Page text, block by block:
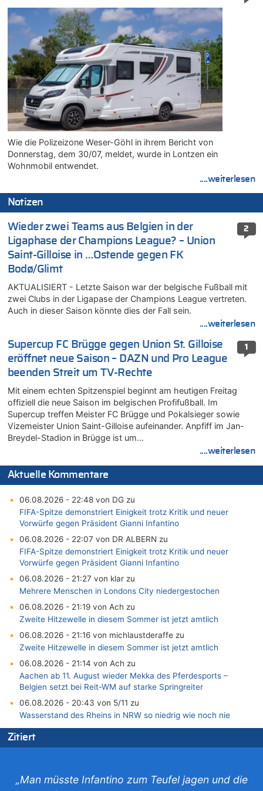
Wie die Polizeizone Weser-Göhl in ihrem Bericht von
Donnerstag, dem 30/07, meldet, wurde in Lontzen ein
Wohnmobil entwendet.
....weiterlesen
Notizen
2
Wieder zwei Teams aus Belgien in der
Ligaphase der Champions League? – Union
Saint-Gilloise in …Ostende gegen FK
Bodø/Glimt
AKTUALISIERT - Letzte Saison war der belgische Fußball mit
zwei Clubs in der Ligapase der Champions League vertreten.
Auch in dieser Saison könnte dies der Fall sein.
....weiterlesen
1
Supercup FC Brügge gegen Union St. Gilloise
eröffnet neue Saison – DAZN und Pro League
beenden Streit um TV-Rechte
Mit einem echten Spitzenspiel beginnt am heutigen Freitag
offiziell die neue Saison im belgischen Profifußball. Im
Supercup treffen Meister FC Brügge und Pokalsieger sowie
Vizemeister Union Saint-Gilloise aufeinander. Anpfiff im Jan-
Breydel-Stadion in Brügge ist um…
....weiterlesen
Aktuelle Kommentare
06.08.2026 - 22:48 von DG zu
FIFA-Spitze demonstriert Einigkeit trotz Kritik und neuer
Vorwürfe gegen Präsident Gianni Infantino
06.08.2026 - 22:07 von DR ALBERN zu
FIFA-Spitze demonstriert Einigkeit trotz Kritik und neuer
Vorwürfe gegen Präsident Gianni Infantino
06.08.2026 - 21:27 von klar zu
Mehrere Menschen in Londons City niedergestochen
06.08.2026 - 21:19 von Ach zu
Zweite Hitzewelle in diesem Sommer ist jetzt amtlich
06.08.2026 - 21:16 von michlaustderaffe zu
Zweite Hitzewelle in diesem Sommer ist jetzt amtlich
06.08.2026 - 21:14 von Ach zu
Aachen ab 11. August wieder Mekka des Pferdesports –
Belgien setzt bei Reit-WM auf starke Springreiter
06.08.2026 - 20:43 von 5/11 zu
Wasserstand des Rheins in NRW so niedrig wie noch nie
06.08.2026 - 20:35 von Wolfgang2 zu
Zurück an den Rhein: Hendrich wechselt zum 1. FC Köln
Zitiert
„Man müsste Infantino zum Teufel jagen und die